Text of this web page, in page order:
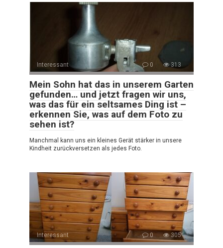
Interessant 0 313
Mein Sohn hat das in unserem Garten
gefunden… und jetzt fragen wir uns,
was das für ein seltsames Ding ist –
erkennen Sie, was auf dem Foto zu
sehen ist?
Manchmal kann uns ein kleines Gerät stärker in unsere
Kindheit zurückversetzen als jedes Foto.
Interessant 0 305